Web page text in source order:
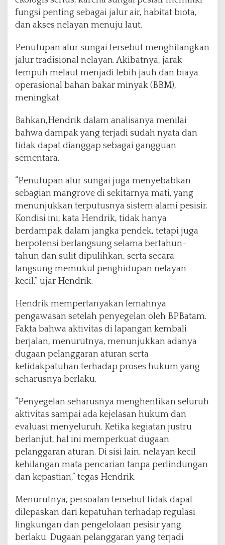
fungsi penting sebagai jalur air, habitat biota,
dan akses nelayan menuju laut.
Penutupan alur sungai tersebut menghilangkan
jalur tradisional nelayan. Akibatnya, jarak
tempuh melaut menjadi lebih jauh dan biaya
operasional bahan bakar minyak (BBM),
meningkat.
Bahkan,Hendrik dalam analisanya menilai
bahwa dampak yang terjadi sudah nyata dan
tidak dapat dianggap sebagai gangguan
sementara.
“Penutupan alur sungai juga menyebabkan
sebagian mangrove di sekitarnya mati, yang
menunjukkan terputusnya sistem alami pesisir.
Kondisi ini, kata Hendrik, tidak hanya
berdampak dalam jangka pendek, tetapi juga
berpotensi berlangsung selama bertahun-
tahun dan sulit dipulihkan, serta secara
langsung memukul penghidupan nelayan
kecil,” ujar Hendrik.
Hendrik mempertanyakan lemahnya
pengawasan setelah penyegelan oleh BPBatam.
Fakta bahwa aktivitas di lapangan kembali
berjalan, menurutnya, menunjukkan adanya
dugaan pelanggaran aturan serta
ketidakpatuhan terhadap proses hukum yang
seharusnya berlaku.
“Penyegelan seharusnya menghentikan seluruh
aktivitas sampai ada kejelasan hukum dan
evaluasi menyeluruh. Ketika kegiatan justru
berlanjut, hal ini memperkuat dugaan
pelanggaran aturan. Di sisi lain, nelayan kecil
kehilangan mata pencarian tanpa perlindungan
dan kepastian,” tegas Hendrik.
Menurutnya, persoalan tersebut tidak dapat
dilepaskan dari kepatuhan terhadap regulasi
lingkungan dan pengelolaan pesisir yang
berlaku. Dugaan pelanggaran yang terjadi